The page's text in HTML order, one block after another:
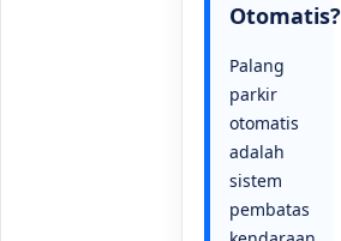
Otomatis?
Palang
parkir
otomatis
adalah
sistem
pembatas